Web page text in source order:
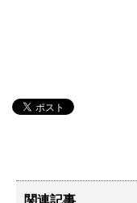
関連記事